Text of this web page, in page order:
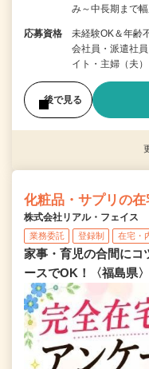
み～中長期まで
応募資格
未経験OK＆年齢
会社員・派遣社
イト・主婦（夫
後で見る
化粧品・サプリの
株式会社リアル・フェイス
業務委託 登録制 在宅・
家事・育児の合間にコ
ースでOK！〈福島県〉